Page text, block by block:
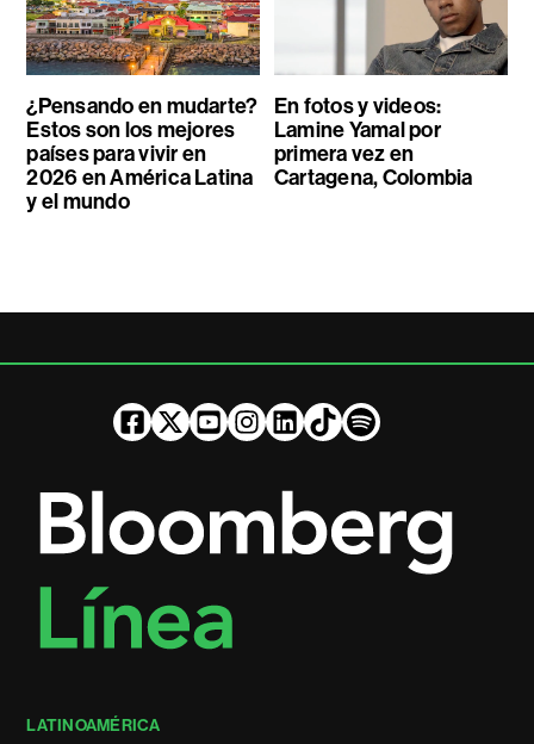
¿Pensando en mudarte?
Estos son los mejores
países para vivir en
2026 en América Latina
y el mundo
En fotos y videos:
Lamine Yamal por
primera vez en
Cartagena, Colombia
LATINOAMÉRICA